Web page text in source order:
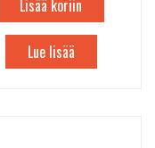
Lisää koriin
Lue lisää